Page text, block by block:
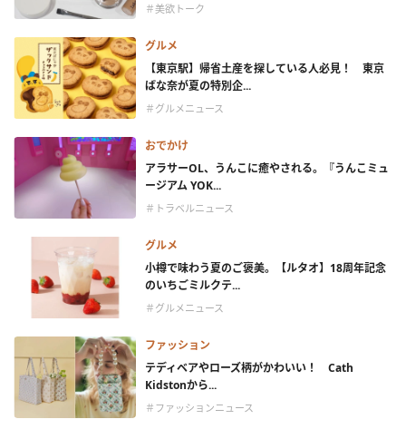
＃美欲トーク
グルメ
【東京駅】帰省土産を探している人必見！ 東京
ばな奈が夏の特別企...
＃グルメニュース
おでかけ
アラサーOL、うんこに癒やされる。『うんこミュ
ージアム YOK...
＃トラベルニュース
グルメ
小樽で味わう夏のご褒美。【ルタオ】18周年記念
のいちごミルクテ...
＃グルメニュース
ファッション
テディベアやローズ柄がかわいい！ Cath
Kidstonから...
＃ファッションニュース